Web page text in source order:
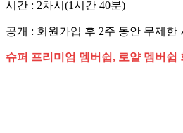
시간 : 2차시(1시간 40분)
공개 : 회원가입 후 2주 동안 무제한
슈퍼 프리미엄 멤버쉽, 로얄 멤버쉽